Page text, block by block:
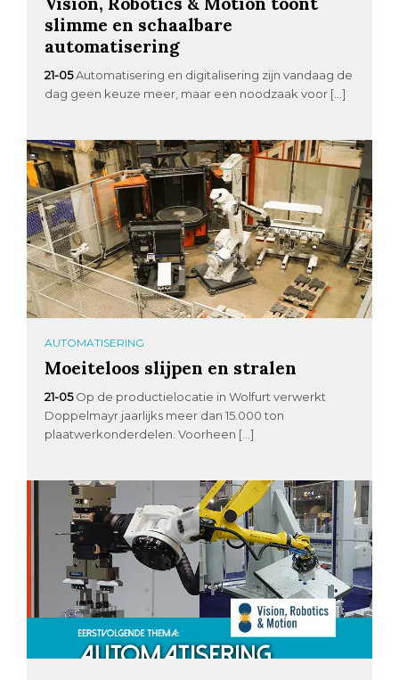
slimme en schaalbare
automatisering
21-05Automatisering en digitalisering zijn vandaag de
dag geen keuze meer, maar een noodzaak voor […]
AUTOMATISERING
Moeiteloos slijpen en stralen
21-05 Op de productielocatie in Wolfurt verwerkt
Doppelmayr jaarlijks meer dan 15.000 ton
plaatwerkonderdelen. Voorheen […]